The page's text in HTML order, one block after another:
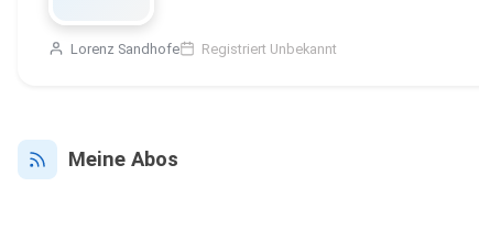
Lorenz Sandhofe Registriert Unbekannt
Meine Abos